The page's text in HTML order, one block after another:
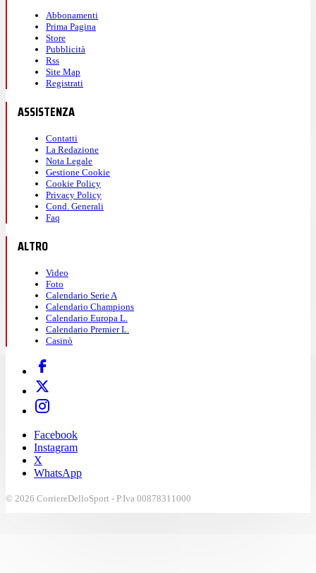
Abbonamenti
Prima Pagina
Store
Pubblicità
Rss
Site Map
Registrati
ASSISTENZA
Contatti
La Redazione
Nota Legale
Gestione Cookie
Cookie Policy
Privacy Policy
Cond. Generali
Faq
ALTRO
Video
Foto
Calendario Serie A
Calendario Champions
Calendario Europa L.
Calendario Premier L.
Casinò
Facebook
Instagram
X
WhatsApp
© 2026 CorriereDelloSport - P.Iva 00878311000